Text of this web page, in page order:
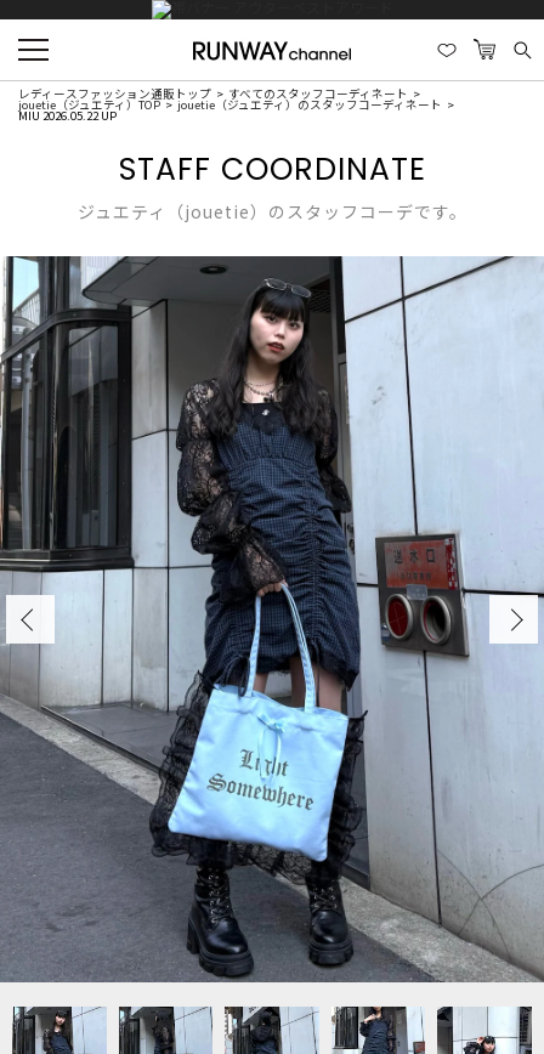
レディースファッション通販トップ すべてのスタッフコーディネート
jouetie（ジュエティ）TOP jouetie（ジュエティ）のスタッフコーディネート
MIU 2026.05.22 UP
STAFF COORDINATE
ジュエティ（jouetie）のスタッフコーデです。